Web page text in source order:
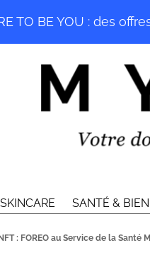
SKINCARE SANTÉ &
: FOREO au Service de la Santé
TO BE YOU : des